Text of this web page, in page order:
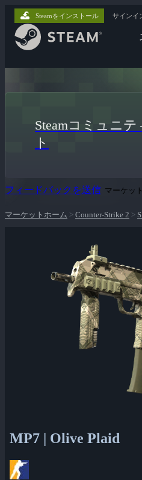
Steamをインストール サインイ
Steamコミュニ
ト
フィードバックを送信 マーケッ
マーケットホーム > Counter-Strike 2 >
MP7 | Olive Plaid